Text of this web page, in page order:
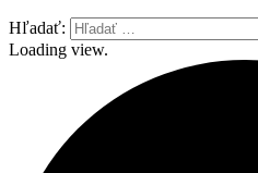
Hľadať:
Loading view.